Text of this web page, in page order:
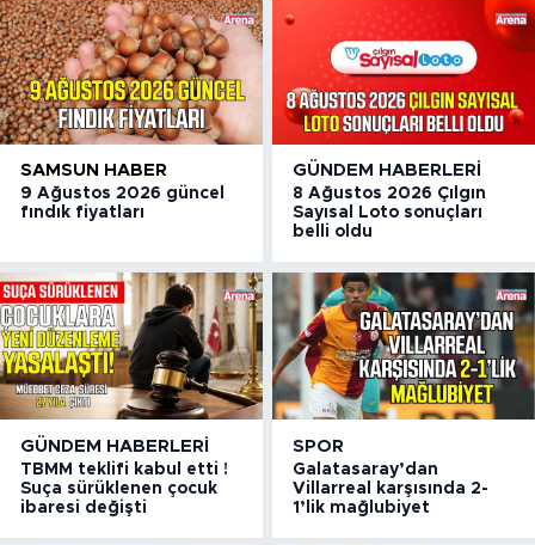
SAMSUN HABER
9 Ağustos 2026 güncel
fındık fiyatları
GÜNDEM HABERLERI
8 Ağustos 2026 Çılgın
Sayısal Loto sonuçları
belli oldu
GÜNDEM HABERLERI
TBMM teklifi kabul etti !
Suça sürüklenen çocuk
ibaresi değişti
SPOR
Galatasaray’dan
Villarreal karşısında 2-
1’lik mağlubiyet